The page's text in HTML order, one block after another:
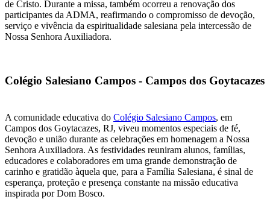
de Cristo. Durante a missa, também ocorreu a renovação dos
participantes da ADMA, reafirmando o compromisso de devoção,
serviço e vivência da espiritualidade salesiana pela intercessão de
Nossa Senhora Auxiliadora.
Colégio Salesiano Campos - Campos dos Goytacazes
A comunidade educativa do Colégio Salesiano Campos, em
Campos dos Goytacazes, RJ, viveu momentos especiais de fé,
devoção e união durante as celebrações em homenagem a Nossa
Senhora Auxiliadora. As festividades reuniram alunos, famílias,
educadores e colaboradores em uma grande demonstração de
carinho e gratidão àquela que, para a Família Salesiana, é sinal de
esperança, proteção e presença constante na missão educativa
inspirada por Dom Bosco.